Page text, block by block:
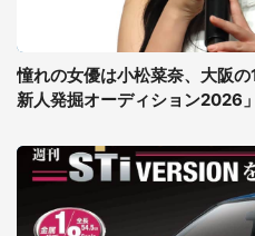
憧れの女優は小松菜奈、大阪
新人発掘オーディション2026